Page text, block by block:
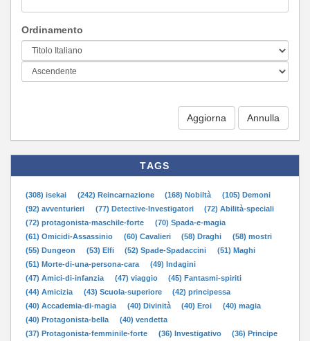
Ordinamento
Aggiorna
TAGS
(308) isekai (242) Reincarnazione (168) Nobiltà
(105) Demoni
(92) avventurieri
(77) Detective-Investigatori
(72) Abilità-speciali
(72) protagonista-maschile-forte
(70) Spada-e-magia
(61) Omicidi-Assassinio
(60) Cavalieri (58) Draghi
(58) mostri
(55) Dungeon
(53) Elfi (52) Spade-Spadaccini
(51) Maghi
(51) Morte-di-una-persona-cara
(49) Indagini
(47) Amici-di-infanzia
(47) viaggio
(45) Fantasmi-spiriti
(44) Amicizia
(43) Scuola-superiore
(42) principessa
(40) Accademia-di-magia
(40) Divinità (40) Eroi
(40) magia
(40) Protagonista-bella
(40) vendetta
(37) Protagonista-femminile-forte
(36) Investigativo
(36) Principe